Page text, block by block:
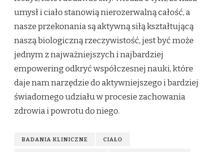
umysł i ciało stanowią nierozerwalną całość, a
nasze przekonania są aktywną siłą kształtującą
naszą biologiczną rzeczywistość, jest być może
jednym z najważniejszych i najbardziej
empowering odkryć współczesnej nauki, które
daje nam narzędzie do aktywniejszego i bardziej
świadomego udziału w procesie zachowania
zdrowia i powrotu do niego.
BADANIA KLINICZNE CIAŁO